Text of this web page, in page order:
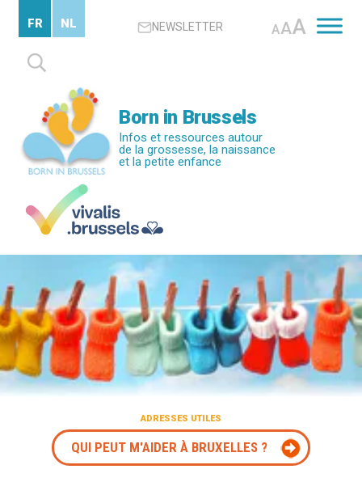
contenu
principal
NEWSLETTER AAA
Rechercher :
FR NL
Born in Brussels
Infos et ressources autour
de la grossesse, la naissance
et la petite enfance
ADRESSES UTILES
QUI PEUT M'AIDER À BRUXELLES ?